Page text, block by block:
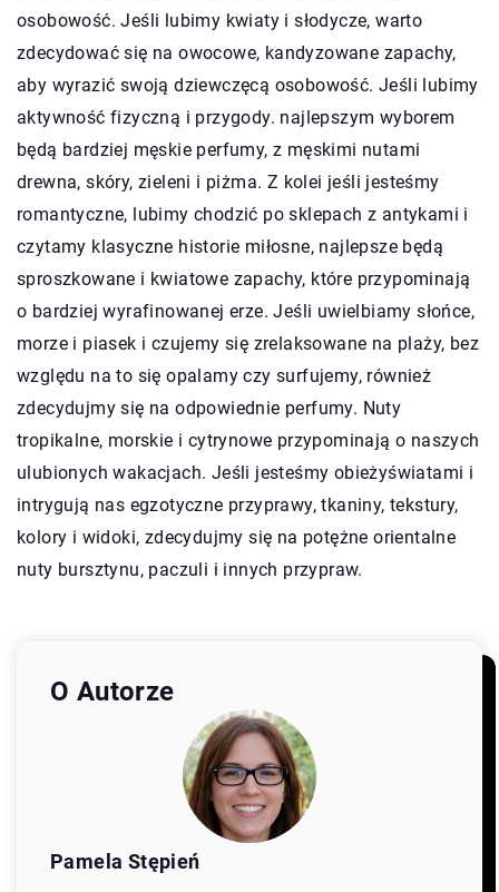
osobowość. Jeśli lubimy kwiaty i słodycze, warto
zdecydować się na owocowe, kandyzowane zapachy,
aby wyrazić swoją dziewczęcą osobowość. Jeśli lubimy
aktywność fizyczną i przygody. najlepszym wyborem
będą bardziej męskie perfumy, z męskimi nutami
drewna, skóry, zieleni i piżma. Z kolei jeśli jesteśmy
romantyczne, lubimy chodzić po sklepach z antykami i
czytamy klasyczne historie miłosne, najlepsze będą
sproszkowane i kwiatowe zapachy, które przypominają
o bardziej wyrafinowanej erze. Jeśli uwielbiamy słońce,
morze i piasek i czujemy się zrelaksowane na plaży, bez
względu na to się opalamy czy surfujemy, również
zdecydujmy się na odpowiednie perfumy. Nuty
tropikalne, morskie i cytrynowe przypominają o naszych
ulubionych wakacjach. Jeśli jesteśmy obieżyświatami i
intrygują nas egzotyczne przyprawy, tkaniny, tekstury,
kolory i widoki, zdecydujmy się na potężne orientalne
nuty bursztynu, paczuli i innych przypraw.
O Autorze
Pamela Stępień